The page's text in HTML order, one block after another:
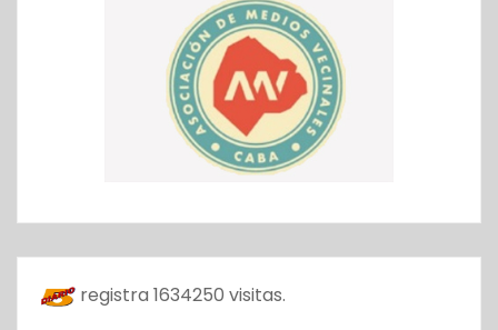
registra 1634250 visitas.